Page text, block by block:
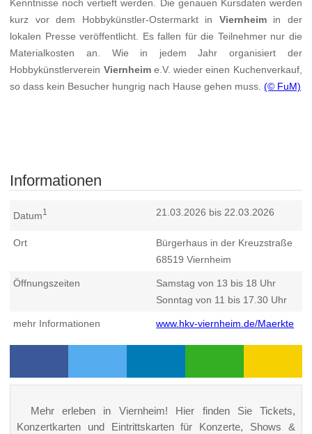
Kenntnisse noch vertieft werden. Die genauen Kursdaten werden
kurz vor dem Hobbykünstler-Ostermarkt in Viernheimin der
lokalen Presse veröffentlicht. Es fallen für die Teilnehmer nur die
Materialkosten an. Wie in jedem Jahr organisiert der
Hobbykünstlerverein Viernheime.V. wieder einen Kuchenverkauf,
so dass kein Besucher hungrig nach Hause gehen muss.(© FuM)
Informationen
Datum1 21.03.2026 bis 22.03.2026
Ort
Bürgerhaus in der Kreuzstraße
68519 Viernheim
Öffnungszeiten
Samstag von 13 bis 18 Uhr
Sonntag von 11 bis 17.30 Uhr
mehr Informationen www.hkv-viernheim.de/Maerkte
Mehr erleben in Viernheim! Hier finden Sie Tickets,
Konzertkarten und Eintrittskarten für Konzerte, Shows &